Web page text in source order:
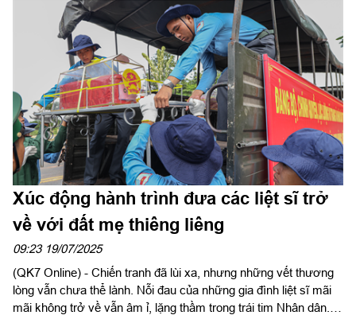
tích lịch sử Căn cứ Tà Thiết) nhân kỷ niệm 78 năm Ngày
Thương binh - Liệt sĩ (27/7/1947 - 27/7/2025).
Xúc động hành trình đưa các liệt sĩ trở
về với đất mẹ thiêng liêng
09:23 19/07/2025
(QK7 Online) - Chiến tranh đã lùi xa, nhưng những vết thương
lòng vẫn chưa thể lành. Nỗi đau của những gia đình liệt sĩ mãi
mãi không trở về vẫn âm ỉ, lặng thầm trong trái tim Nhân dân.